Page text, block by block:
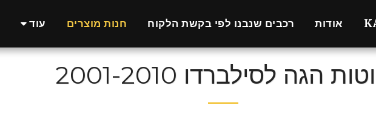
אודות רכבים שנבנו לפי בקשת הלקוח חנות מוצרים עוד
הגה לסילברדו 2001-2010